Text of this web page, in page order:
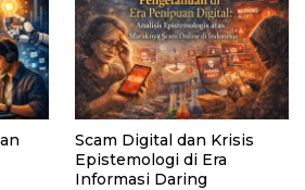
Scam Digital dan Krisis
Epistemologi di Era
Informasi Daring